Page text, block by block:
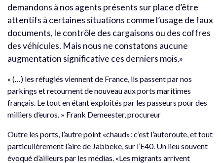
demandons à nos agents présents sur place d’être
attentifs à certaines situations comme l’usage de faux
documents, le contrôle des cargaisons ou des coffres
des véhicules. Mais nous ne constatons aucune
augmentation significative ces derniers mois.»
« (…) les réfugiés viennent de France, ils passent par nos
parkings et retournent de nouveau aux ports maritimes
français. Le tout en étant exploités par les passeurs pour des
milliers d’euros. » Frank Demeester, procureur
Outre les ports, l’autre point «chaud»: c’est l’autoroute, et tout
particulièrement l’aire de Jabbeke, sur l’E40. Un lieu souvent
évoqué d’ailleurs par les médias. «Les migrants arrivent